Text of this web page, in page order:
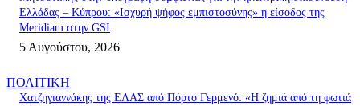
Ελλάδας – Κύπρου: «Ισχυρή ψήφος εμπιστοσύνης» η είσοδος της
Meridiam στην GSI
5 Αυγούστου, 2026
ΠΟΛΙΤΙΚΗ
Χατζηγιαννάκης της ΕΛΑΣ από Πόρτο Γερμενό: «Η ζημιά από τη φωτιά